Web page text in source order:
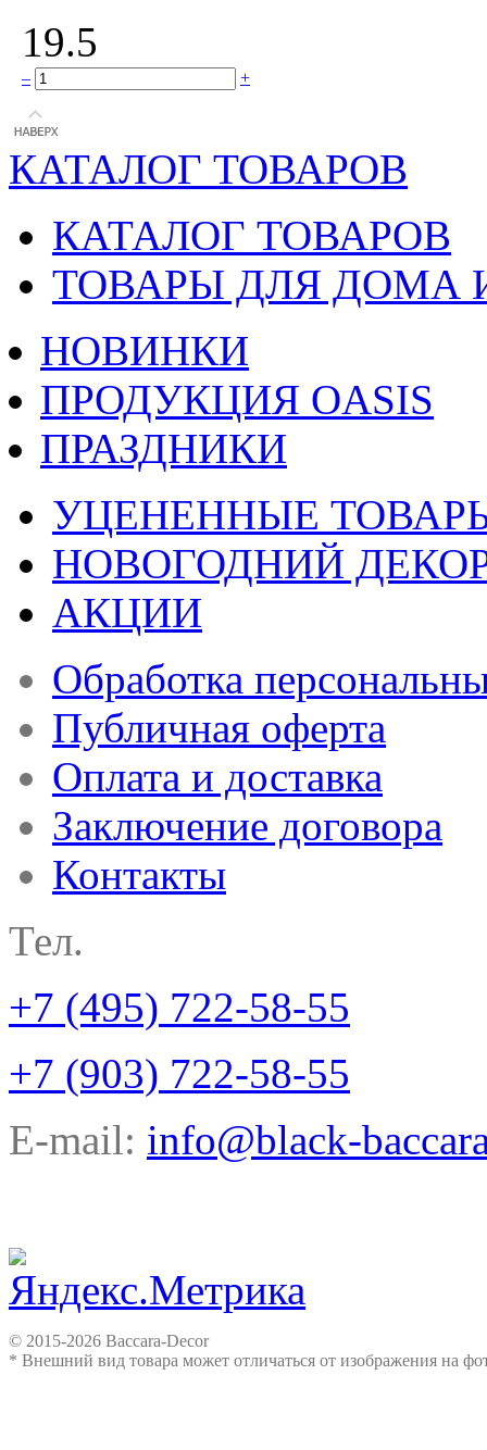
19.5
– +
КАТАЛОГ ТОВАРОВ
КАТАЛОГ ТОВАРОВ
ТОВАРЫ ДЛЯ ДОМА
НОВИНКИ
ПРОДУКЦИЯ OASIS
ПРАЗДНИКИ
УЦЕНЕННЫЕ
НОВОГОДНИЙ
АКЦИИ
Обработка
Публичная оферта
Оплата и доставка
Заключение договора
Контакты
Тел.
+7 (495) 722-58-55
+7 (903) 722-58-55
E-mail: info@black-
© 2015-2026 Baccara-Decor
* Внешний вид товара может отличаться от изображения на